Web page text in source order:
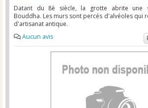
Datant du 8è siècle, la grotte abrite une
Bouddha. Les murs sont percés d'alvéoles qui
d'artisanat antique.
Aucun avis